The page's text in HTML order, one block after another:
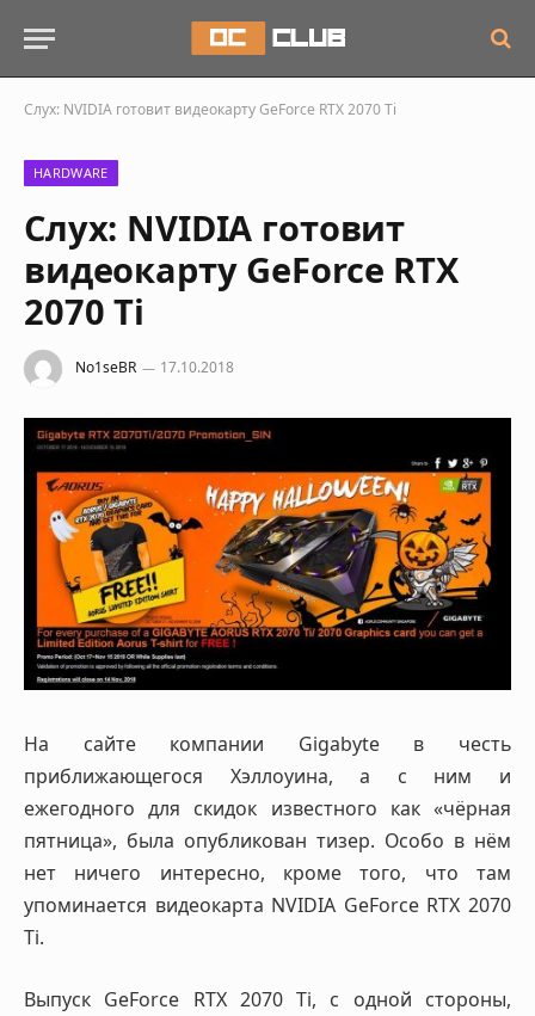
Слух: NVIDIA готовит видеокарту GeForce RTX 2070 Ti
HARDWARE
Слух: NVIDIA готовит
видеокарту GeForce RTX
2070 Ti
No1seBR 17.10.2018
На сайте компании Gigabyte в честь
приближающегося Хэллоуина, а с ним и
ежегодного для скидок известного как «чёрная
пятница», была опубликован тизер. Особо в нём
нет ничего интересно, кроме того, что там
упоминается видеокарта NVIDIA GeForce RTX 2070
Ti.
Выпуск GeForce RTX 2070 Ti, с одной стороны,